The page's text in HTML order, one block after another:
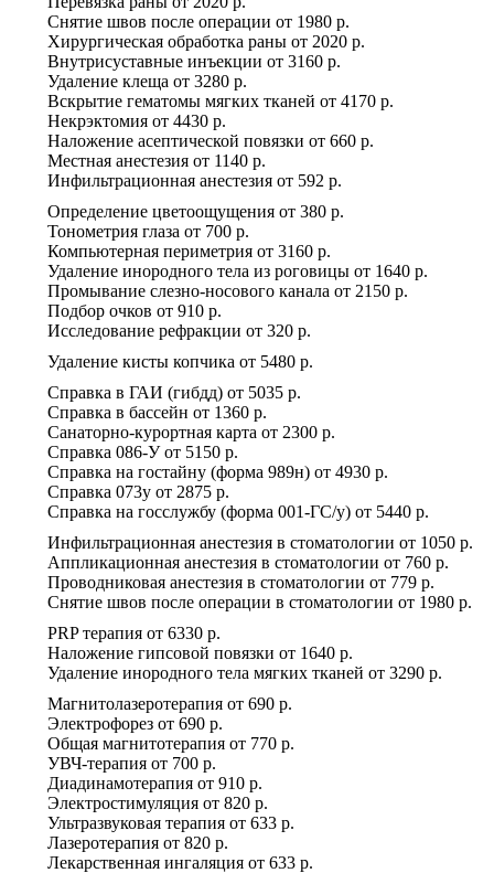
Снятие швов после операции от 1980 р.
Хирургическая обработка раны от 2020 р.
Внутрисуставные инъекции от 3160 р.
Удаление клеща от 3280 р.
Вскрытие гематомы мягких тканей от 4170 р.
Некрэктомия от 4430 р.
Наложение асептической повязки от 660 р.
Местная анестезия от 1140 р.
Инфильтрационная анестезия от 592 р.
Определение цветоощущения от 380 р.
Тонометрия глаза от 700 р.
Компьютерная периметрия от 3160 р.
Удаление инородного тела из роговицы от 1640 р.
Промывание слезно-носового канала от 2150 р.
Подбор очков от 910 р.
Исследование рефракции от 320 р.
Удаление кисты копчика от 5480 р.
Справка в ГАИ (гибдд) от 5035 р.
Справка в бассейн от 1360 р.
Санаторно-курортная карта от 2300 р.
Справка 086-Уот 5150 р.
Справка на гостайну (форма 989н) от 4930 р.
Справка 073у от 2875 р.
Справка на госслужбу (форма 001-ГС/у) от 5440 р.
Инфильтрационная анестезия в стоматологии от 1050 р.
Аппликационная анестезия в стоматологии от 760 р.
Проводниковая анестезия в стоматологии от 779 р.
Снятие швов после операции в стоматологии от 1980 р.
PRP терапия от 6330 р.
Наложение гипсовой повязки от 1640 р.
Удаление инородного тела мягких тканей от 3290 р.
Магнитолазеротерапия от 690 р.
Электрофорез от 690 р.
Общая магнитотерапия от 770 р.
УВЧ-терапия от 700 р.
Диадинамотерапия от 910 р.
Электростимуляция от 820 р.
Ультразвуковая терапия от 633 р.
Лазеротерапия от 820 р.
Лекарственная ингаляция от 633 р.